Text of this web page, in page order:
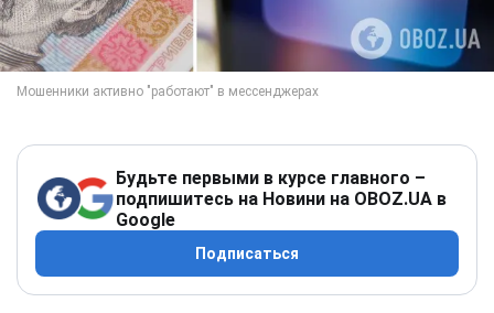
Будьте первыми в курсе главного –
подпишитесь на Новини на OBOZ.UA в
Google
Подписаться